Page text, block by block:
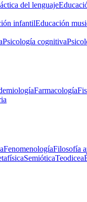
del lenguaje
infantilEducación
Psicología cognitiva
Farmacología
FenomenologíaFilosofía
SemióticaTeodicea